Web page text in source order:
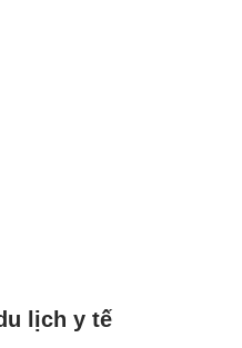
lịch y tế